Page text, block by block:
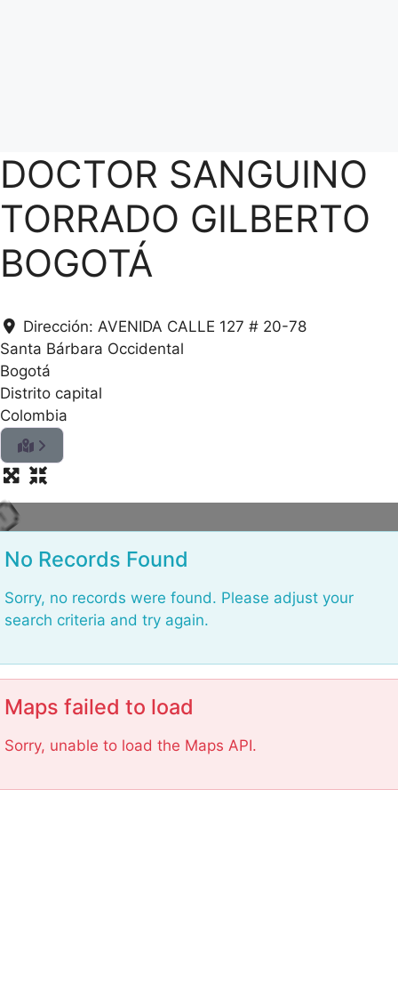
DOCTOR SANGUINO
TORRADO GILBERTO
BOGOTÁ
Dirección:AVENIDA CALLE 127 # 20-78
Santa Bárbara Occidental
Bogotá
Distrito capital
Colombia
o
a
d
i
n
g
.
No Records Found
Sorry, no records were found. Please adjust your
search criteria and try again.
Maps failed to load
Sorry, unable to load the Maps API.